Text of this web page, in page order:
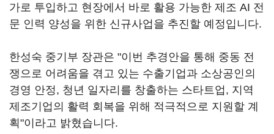
가로 투입하고 현장에서 바로 활용 가능한 제조 AI 전
문 인력 양성을 위한 신규사업을 추진할 예정입니다.
한성숙 중기부 장관은 "이번 추경안을 통해 중동 전
쟁으로 어려움을 겪고 있는 수출기업과 소상공인의
경영 안정, 청년 일자리를 창출하는 스타트업, 지역
제조기업의 활력 회복을 위해 적극적으로 지원할 계
획"이라고 밝혔습니다.